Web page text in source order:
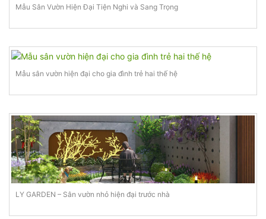
Mẫu Sân Vườn Hiện Đại Tiện Nghi và Sang Trọng
Mẫu sân vườn hiện đại cho gia đình trẻ hai thế hệ
LY GARDEN – Sân vườn nhỏ hiện đại trước nhà